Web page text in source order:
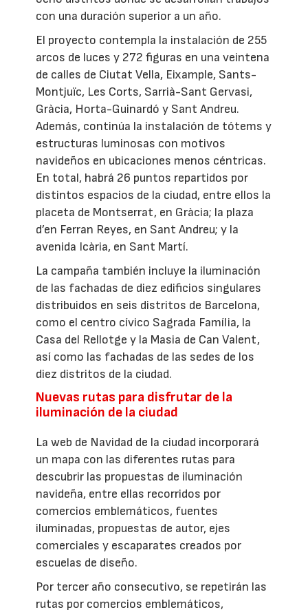
con una duración superior a un año.
El proyecto contempla la instalación de 255
arcos de luces y 272 figuras en una veintena
de calles de Ciutat Vella, Eixample, Sants-
Montjuïc, Les Corts, Sarrià-Sant Gervasi,
Gràcia, Horta-Guinardó y Sant Andreu.
Además, continúa la instalación de tótems y
estructuras luminosas con motivos
navideños en ubicaciones menos céntricas.
En total, habrá 26 puntos repartidos por
distintos espacios de la ciudad, entre ellos la
placeta de Montserrat, en Gràcia; la plaza
d’en Ferran Reyes, en Sant Andreu; y la
avenida Icària, en Sant Martí.
La campaña también incluye la iluminación
de las fachadas de diez edificios singulares
distribuidos en seis distritos de Barcelona,
como el centro cívico Sagrada Família, la
Casa del Rellotge y la Masia de Can Valent,
así como las fachadas de las sedes de los
diez distritos de la ciudad.
Nuevas rutas para disfrutar de la
iluminación de la ciudad
La web de Navidad de la ciudad incorporará
un mapa con las diferentes rutas para
descubrir las propuestas de iluminación
navideña, entre ellas recorridos por
comercios emblemáticos, fuentes
iluminadas, propuestas de autor, ejes
comerciales y escaparates creados por
escuelas de diseño.
Por tercer año consecutivo, se repetirán las
rutas por comercios emblemáticos,